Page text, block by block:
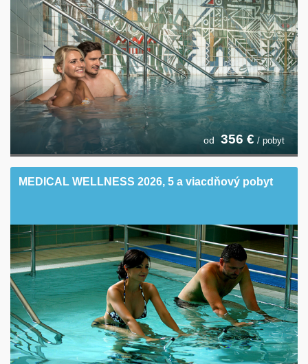
od 356 € / pobyt
MEDICAL WELLNESS 2026, 5 a viacdňový pobyt